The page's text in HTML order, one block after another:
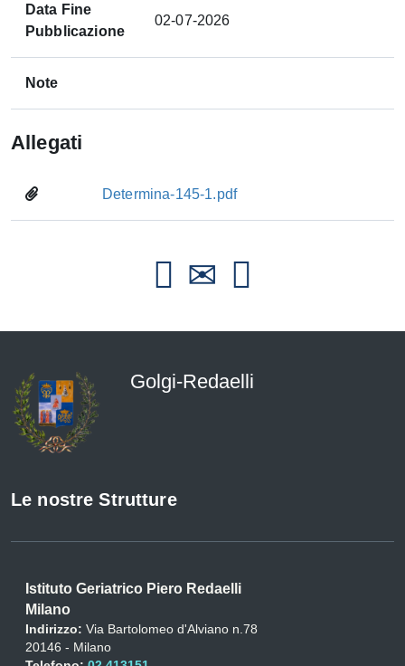
Data Fine
Pubblicazione
02-07-2026
Note
Allegati
Determina-145-1.pdf
Golgi-Redaelli
Le nostre Strutture
Istituto Geriatrico Piero Redaelli
Milano
Indirizzo: Via Bartolomeo d'Alviano n.78
20146 - Milano